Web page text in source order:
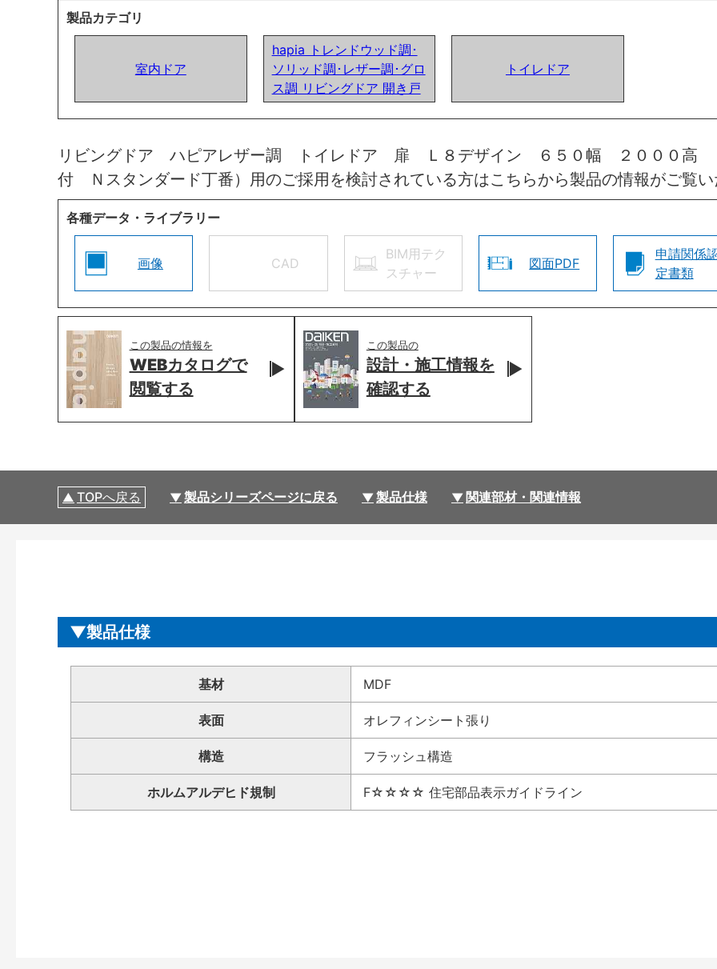
製品カテゴリ
室内ドア
hapia トレンドウッド調･
ソリッド調･レザー調･グロ
ス調 リビングドア 開き戸
トイレドア
リビングドア ハピアレザー調 トイレドア 扉 Ｌ８デザイン ６５０幅 ２０００高
付 Ｎスタンダード丁番）用のご採用を検討されている方はこちらから製品の情報がご覧
各種データ・ライブラリー
画像 CAD
BIM用テク
スチャー
図面PDF
申請関係
定書類
この製品の情報を
WEBカタログで
閲覧する
この製品の
設計・施工情報を
確認する
TOPへ戻る 製品シリーズページに戻る 製品仕様 関連部材・関連情報
製品仕様
基材 MDF
表面 オレフィンシート張り
構造 フラッシュ構造
ホルムアルデヒド規制 F☆☆☆☆ 住宅部品表示ガイドライン